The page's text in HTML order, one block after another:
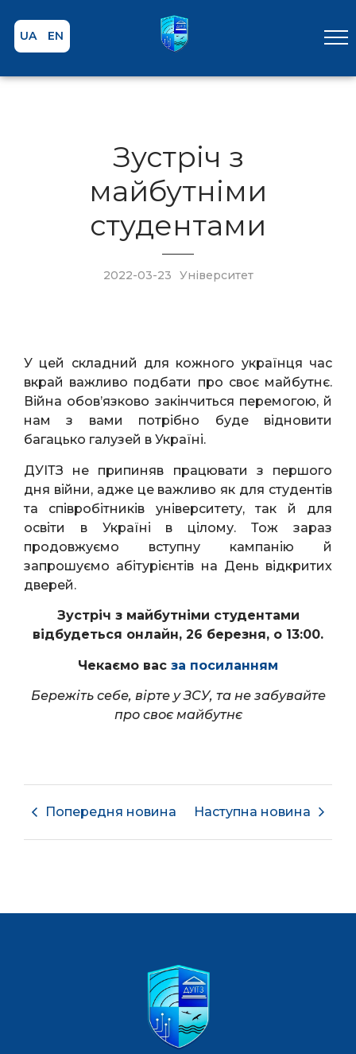
UA EN
Зустріч з
майбутніми
студентами
2022-03-23 Університет
У цей складний для кожного українця час
вкрай важливо подбати про своє майбутнє.
Війна обов’язково закінчиться перемогою, й
нам з вами потрібно буде відновити
багацько галузей в Україні.
ДУІТЗ не припиняв працювати з першого
дня війни, адже це важливо як для студентів
та співробітників університету, так й для
освіти в Україні в цілому. Тож зараз
продовжуємо вступну кампанію й
запрошуємо абітурієнтів на День відкритих
дверей.
Зустріч з майбутніми студентами
відбудеться онлайн, 26 березня, о 13:00.
Чекаємо вас за посиланням
Бережіть себе, вірте у ЗСУ, та не забувайте
про своє майбутнє
Попередня новина Наступна новина